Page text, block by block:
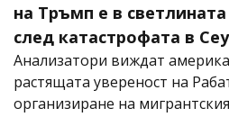
на Тръмп е в
след катастрофата в
Анализатори виждат
растящата увереност на
организиране на